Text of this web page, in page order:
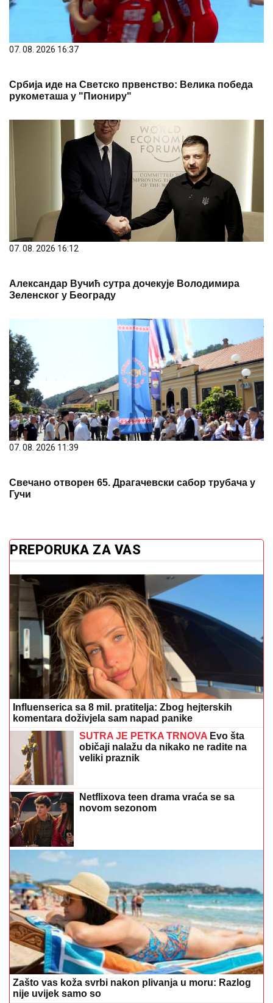
07. 08. 2026 16:37
Србија иде на Светско првенство: Велика победа
рукометаша у "Пиониру"
07. 08. 2026 16:12
Александар Вучић сутра дочекује Володимира
Зеленског у Београду
07. 08. 2026 11:39
Свечано отворен 65. Драгачевски сабор трубача у
Гучи
PREPORUKA ZA VAS
Influenserica sa 8 mil. pratitelja: Zbog hejterskih
komentara doživjela sam napad panike
SUTRA JE PETKA TRNOVA Evo šta
običaji nalažu da nikako ne radite na
veliki praznik
Netflixova teen drama vraća se sa
novom sezonom
Zašto vas koža svrbi nakon plivanja u moru: Razlog
nije uvijek samo so